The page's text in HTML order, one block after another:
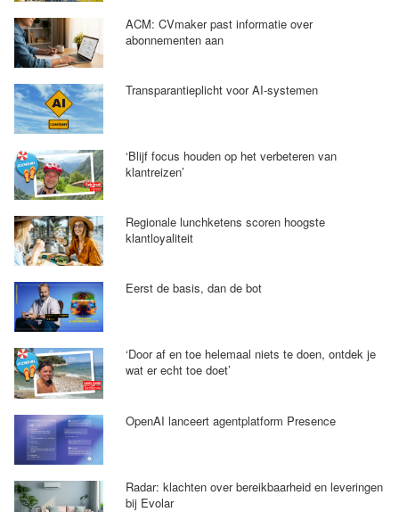
ACM: CVmaker past informatie over
abonnementen aan
Transparantieplicht voor AI-systemen
‘Blijf focus houden op het verbeteren van
klantreizen’
Regionale lunchketens scoren hoogste
klantloyaliteit
Eerst de basis, dan de bot
‘Door af en toe helemaal niets te doen, ontdek je
wat er echt toe doet’
OpenAI lanceert agentplatform Presence
Radar: klachten over bereikbaarheid en leveringen
bij Evolar